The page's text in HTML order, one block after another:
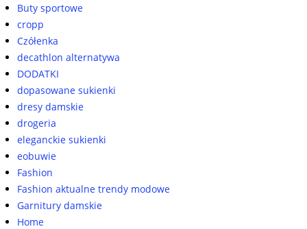
Buty sportowe
cropp
Czółenka
decathlon alternatywa
DODATKI
dopasowane sukienki
dresy damskie
drogeria
eleganckie sukienki
eobuwie
Fashion
Fashion aktualne trendy modowe
Garnitury damskie
Home